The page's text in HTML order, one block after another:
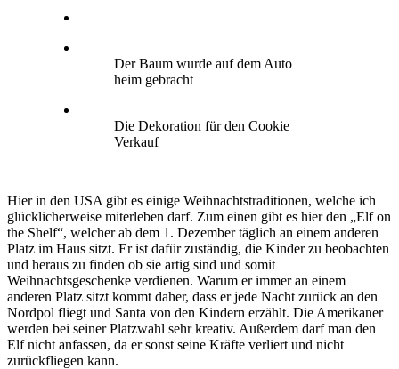
Der Baum wurde auf dem Auto
heim gebracht
Die Dekoration für den Cookie
Verkauf
Hier in den USA gibt es einige Weihnachtstraditionen, welche ich
glücklicherweise miterleben darf. Zum einen gibt es hier den „Elf on
the Shelf“, welcher ab dem 1. Dezember täglich an einem anderen
Platz im Haus sitzt. Er ist dafür zuständig, die Kinder zu beobachten
und heraus zu finden ob sie artig sind und somit
Weihnachtsgeschenke verdienen. Warum er immer an einem
anderen Platz sitzt kommt daher, dass er jede Nacht zurück an den
Nordpol fliegt und Santa von den Kindern erzählt. Die Amerikaner
werden bei seiner Platzwahl sehr kreativ. Außerdem darf man den
Elf nicht anfassen, da er sonst seine Kräfte verliert und nicht
zurückfliegen kann.